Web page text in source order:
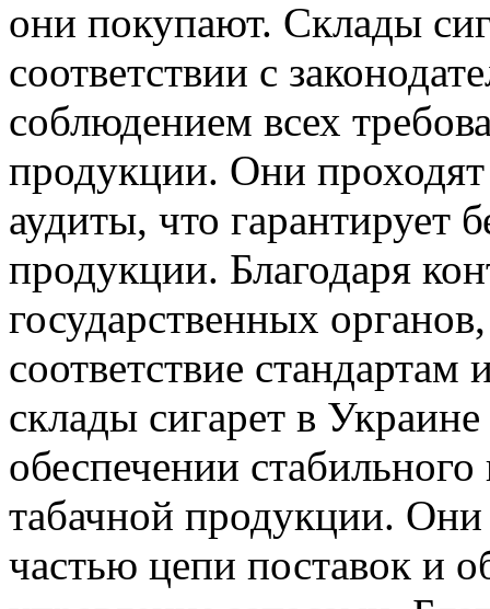
они покупают. Склады
соответствии с
соблюдением всех
продукции. Они
аудиты, что гарантирует
продукции. Благодаря
государственных
соответствие
склады сигарет в
обеспечении
табачной продукции.
частью цепи поставок и